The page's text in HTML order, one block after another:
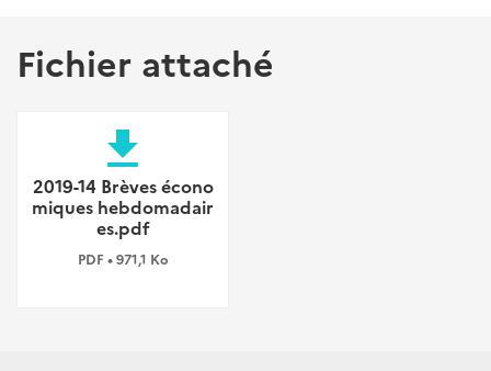
Fichier attaché
file_download
2019-14 Brèves écono
miques hebdomadair
es.pdf
PDF • 971,1 Ko